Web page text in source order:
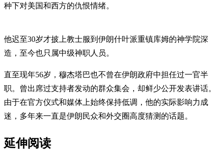
种下对美国和西方的仇恨情绪。
他迟至30岁才披上教士服到伊朗什叶派重镇库姆的神学院深
造，至今也只属中级神职人员。
直至现年56岁，穆杰塔巴也不曾在伊朗政府中担任过一官半
职。曾出席过支持者发动的群众集会，却鲜少公开发表讲话。
由于在官方仪式和媒体上始终保持低调，他的实际影响力成
迷，多年来一直是伊朗民众和外交圈高度猜测的话题。
延伸阅读